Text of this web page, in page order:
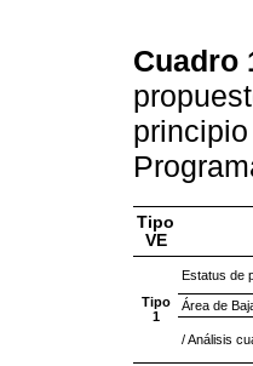
Cuadro
Tipo
VE
Tipo
1
Estatus de
Área de
/ Análisis